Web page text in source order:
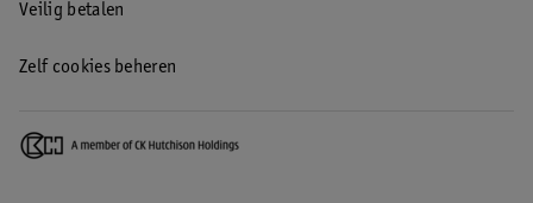
Veilig betalen
Zelf cookies beheren